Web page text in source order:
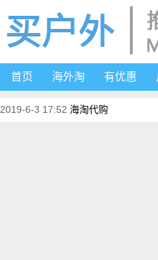
首页 海外淘 有优惠
2019-6-3 17:52 海淘代购